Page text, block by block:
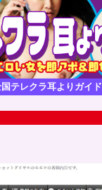
テレクラ耳よりガイド